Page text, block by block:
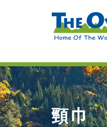
頸巾